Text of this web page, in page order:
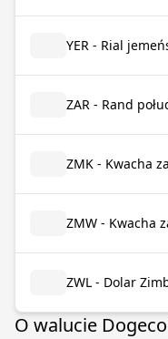
YER - Rial
ZAR - Rand
ZMK - Kwacha
ZMW - Kwacha
ZWL - Dolar
O walucie